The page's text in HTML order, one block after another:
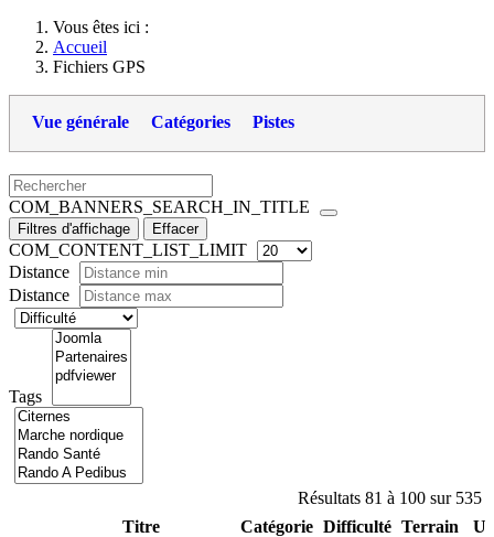
Vous êtes ici :
Accueil
Fichiers GPS
Vue générale Catégories Pistes
COM_BANNERS_SEARCH_IN_TITLE
Filtres d'affichage Effacer
COM_CONTENT_LIST_LIMIT
Distance
Distance
Tags
Résultats 81 à 100 sur 535
Titre
Catégorie Difficulté Terrain